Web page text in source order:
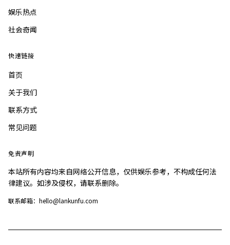
娱乐热点
社会奇闻
快速链接
首页
关于我们
联系方式
常见问题
免责声明
本站所有内容均来自网络公开信息，仅供娱乐参考，不构成任何法
律建议。如涉及侵权，请联系删除。
联系邮箱：hello@lankunfu.com